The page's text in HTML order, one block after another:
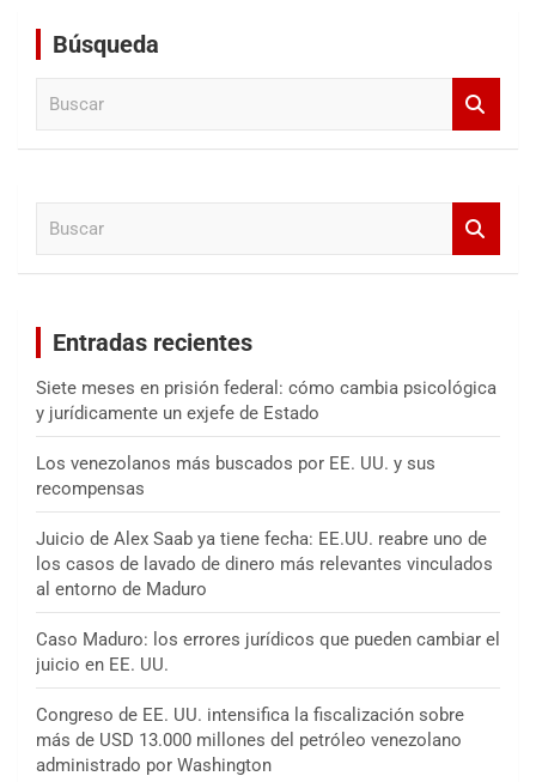
Búsqueda
Entradas recientes
Siete meses en prisión federal: cómo cambia psicológica
y jurídicamente un exjefe de Estado
Los venezolanos más buscados por EE. UU. y sus
recompensas
Juicio de Alex Saab ya tiene fecha: EE.UU. reabre uno de
los casos de lavado de dinero más relevantes vinculados
al entorno de Maduro
Caso Maduro: los errores jurídicos que pueden cambiar el
juicio en EE. UU.
Congreso de EE. UU. intensifica la fiscalización sobre
más de USD 13.000 millones del petróleo venezolano
administrado por Washington